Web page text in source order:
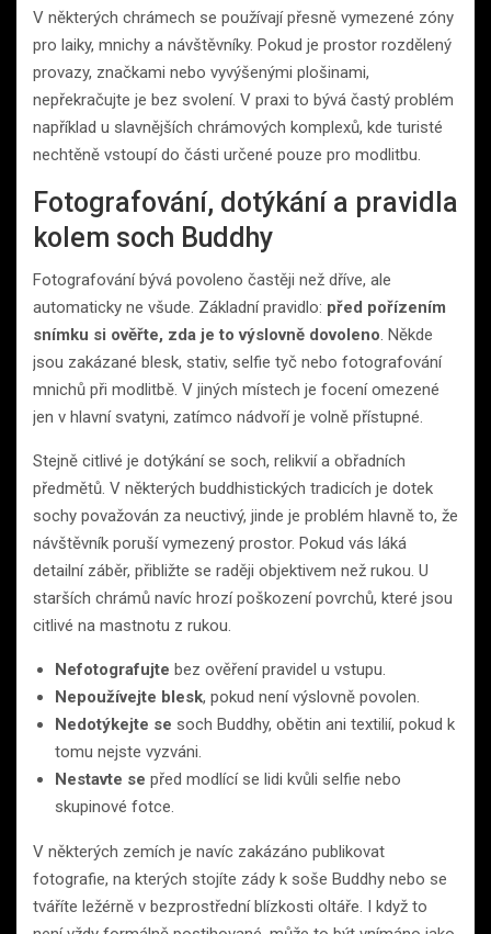
V některých chrámech se používají přesně vymezené zóny
pro laiky, mnichy a návštěvníky. Pokud je prostor rozdělený
provazy, značkami nebo vyvýšenými plošinami,
nepřekračujte je bez svolení. V praxi to bývá častý problém
například u slavnějších chrámových komplexů, kde turisté
nechtěně vstoupí do části určené pouze pro modlitbu.
Fotografování, dotýkání a pravidla
kolem soch Buddhy
Fotografování bývá povoleno častěji než dříve, ale
automaticky ne všude. Základní pravidlo: před pořízením
snímku si ověřte, zda je to výslovně dovoleno. Někde
jsou zakázané blesk, stativ, selfie tyč nebo fotografování
mnichů při modlitbě. V jiných místech je focení omezené
jen v hlavní svatyni, zatímco nádvoří je volně přístupné.
Stejně citlivé je dotýkání se soch, relikvií a obřadních
předmětů. V některých buddhistických tradicích je dotek
sochy považován za neuctivý, jinde je problém hlavně to, že
návštěvník poruší vymezený prostor. Pokud vás láká
detailní záběr, přibližte se raději objektivem než rukou. U
starších chrámů navíc hrozí poškození povrchů, které jsou
citlivé na mastnotu z rukou.
Nefotografujte bez ověření pravidel u vstupu.
Nepoužívejte blesk, pokud není výslovně povolen.
Nedotýkejte se soch Buddhy, obětin ani textilií, pokud k
tomu nejste vyzváni.
Nestavte se před modlící se lidi kvůli selfie nebo
skupinové fotce.
V některých zemích je navíc zakázáno publikovat
fotografie, na kterých stojíte zády k soše Buddhy nebo se
tváříte ležérně v bezprostřední blízkosti oltáře. I když to